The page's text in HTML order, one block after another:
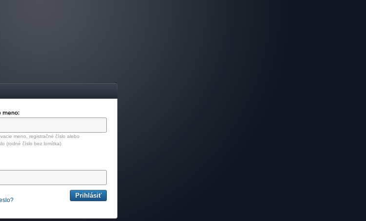
meno:
meno, registračné číslo alebo
(rodné číslo bez lomítka)